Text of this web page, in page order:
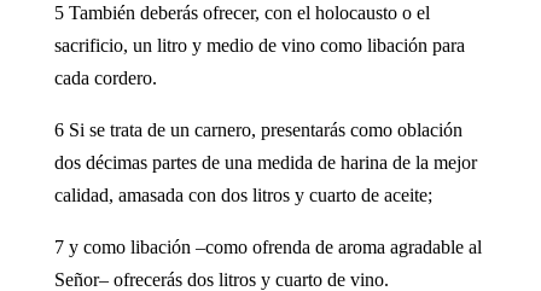
5 También deberás ofrecer, con el holocausto o el
sacrificio, un litro y medio de vino como libación para
cada cordero.
6 Si se trata de un carnero, presentarás como oblación
dos décimas partes de una medida de harina de la mejor
calidad, amasada con dos litros y cuarto de aceite;
7 y como libación –como ofrenda de aroma agradable al
Señor– ofrecerás dos litros y cuarto de vino.